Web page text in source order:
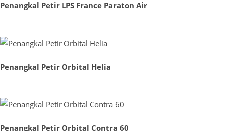
Penangkal Petir LPS France Paraton Air
Penangkal Petir Orbital Helia
Penangkal Petir Orbital Contra 60